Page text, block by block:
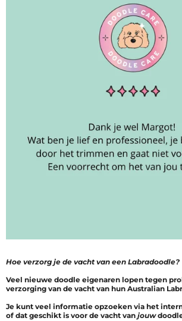
Hoe verzorg je de vacht van een Labradoodle?
Veel nieuwe doodle eigenaren lopen tegen
verzorging van de vacht van hun Australian
Je kunt veel informatie opzoeken via het
of dat geschikt is voor de vacht van jouw